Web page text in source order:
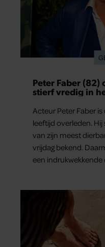
Peter Faber
stierf vredig in
Acteur Peter Faber
leeftijd overleden.
van zijn meest
vrijdag bekend.
een indrukwekkende